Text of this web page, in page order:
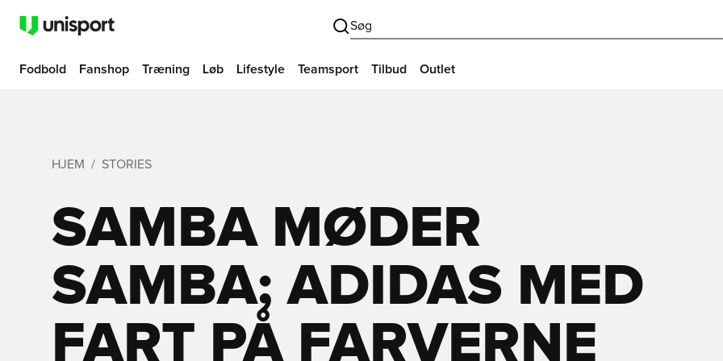
Søg
Fodbold Fanshop Træning Løb Lifestyle Teamsport Tilbud Outlet
HJEM STORIES
SAMBA MØDER
SAMBA; ADIDAS MED
FART PÅ FARVERNE